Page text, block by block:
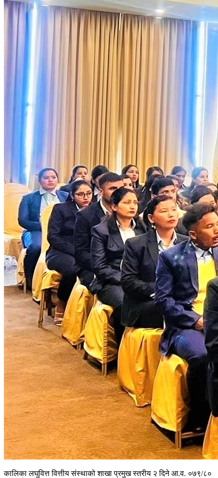
कालिका लघुवित्त वित्तीय संस्थाको शाखा प्रमुख स्तरीय २ दिने आ.व. ०७९/८०